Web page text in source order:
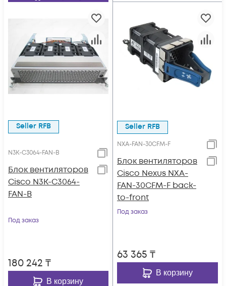
Seller RFB
N3K-C3064-FAN-B
Блок вентиляторов
Cisco N3K-C3064-
FAN-B
Под заказ
180 242 ₸
В корзину
Seller RFB
NXA-FAN-30CFM-F
Блок вентиляторов
Cisco Nexus NXA-
FAN-30CFM-F back-
to-front
Под заказ
63 365 ₸
В корзину